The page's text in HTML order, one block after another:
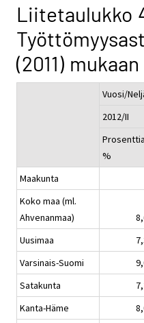
Liitetaulukko
(2011)
Vuosi/
2012/II
%
Maakunta
Koko maa (ml.
Ahvenanmaa)
Uusimaa
Varsinais-Suomi
Satakunta
Kanta-Häme